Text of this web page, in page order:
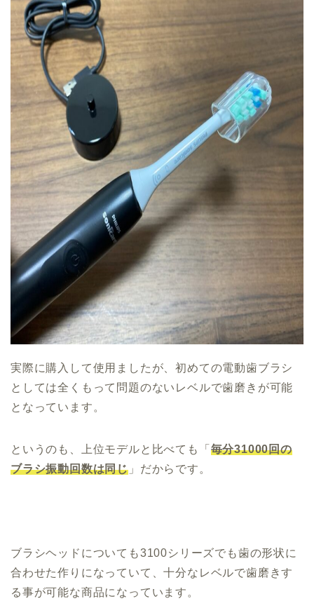
実際に購入して使用ましたが、初めての電動歯ブラシ
としては全くもって問題のないレベルで歯磨きが可能
となっています。
というのも、上位モデルと比べても「 毎分31000回の
ブラシ振動回数は同じ 」だからです。
ブラシヘッドについても3100シリーズでも歯の形状に
合わせた作りになっていて、十分なレベルで歯磨きす
る事が可能な商品になっています。